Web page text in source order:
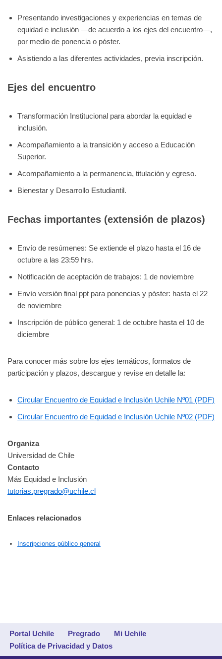
Presentando investigaciones y experiencias en temas de
equidad e inclusión —de acuerdo a los ejes del encuentro—,
por medio de ponencia o póster.
Asistiendo a las diferentes actividades, previa inscripción.
Ejes del encuentro
Transformación Institucional para abordar la equidad e
inclusión.
Acompañamiento a la transición y acceso a Educación
Superior.
Acompañamiento a la permanencia, titulación y egreso.
Bienestar y Desarrollo Estudiantil.
Fechas importantes (extensión de plazos)
Envío de resúmenes: Se extiende el plazo hasta el 16 de
octubre a las 23:59 hrs.
Notificación de aceptación de trabajos: 1 de noviembre
Envío versión final ppt para ponencias y póster: hasta el 22
de noviembre
Inscripción de público general: 1 de octubre hasta el 10 de
diciembre
Para conocer más sobre los ejes temáticos, formatos de
participación y plazos, descargue y revise en detalle la:
Circular Encuentro de Equidad e Inclusión Uchile Nº01 (PDF)
Circular Encuentro de Equidad e Inclusión Uchile Nº02 (PDF)
Organiza
Universidad de Chile
Contacto
Más Equidad e Inclusión
tutorias.pregrado@uchile.cl
Enlaces relacionados
Inscripciones público general
Portal Uchile Pregrado
Mi Uchile
Política de Privacidad y Datos